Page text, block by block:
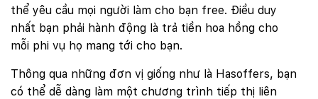
thể yêu cầu mọi người làm cho bạn free. Điều duy
nhất bạn phải hành động là trả tiền hoa hồng cho
mỗi phi vụ họ mang tới cho bạn.
Thông qua những đơn vị giống như là Hasoffers, bạn
có thể dễ dàng làm một chương trình tiếp thị liên